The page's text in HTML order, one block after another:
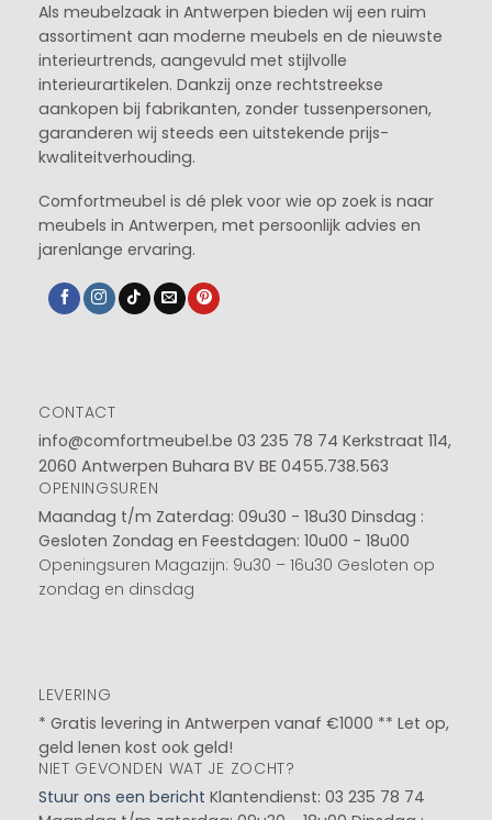
Als meubelzaak in Antwerpen bieden wij een ruim
assortiment aan moderne meubels en de nieuwste
interieurtrends, aangevuld met stijlvolle
interieurartikelen. Dankzij onze rechtstreekse
aankopen bij fabrikanten, zonder tussenpersonen,
garanderen wij steeds een uitstekende prijs-
kwaliteitverhouding.
Comfortmeubel is dé plek voor wie op zoek is naar
meubels in Antwerpen, met persoonlijk advies en
jarenlange ervaring.
CONTACT
info@comfortmeubel.be 03 235 78 74 Kerkstraat 114,
2060 Antwerpen Buhara BV BE 0455.738.563
OPENINGSUREN
Maandag t/m Zaterdag: 09u30 - 18u30 Dinsdag :
Gesloten Zondag en Feestdagen: 10u00 - 18u00
Openingsuren Magazijn: 9u30 – 16u30 Gesloten op
zondag en dinsdag
LEVERING
* Gratis levering in Antwerpen vanaf €1000 ** Let op,
geld lenen kost ook geld!
NIET GEVONDEN WAT JE ZOCHT?
Stuur ons een bericht Klantendienst: 03 235 78 74